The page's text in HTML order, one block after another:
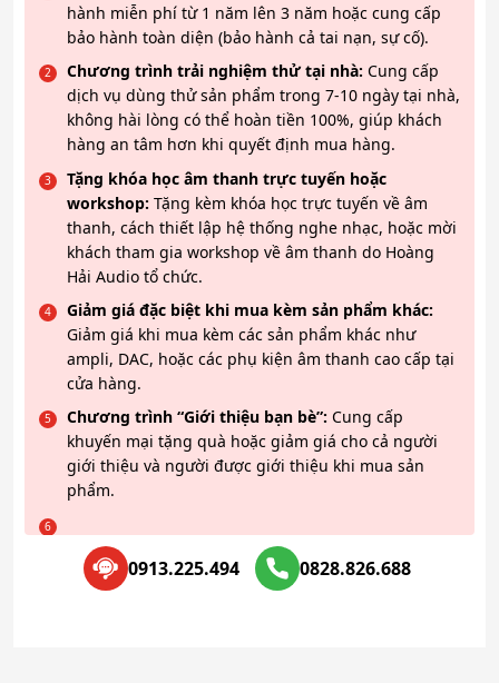
hành miễn phí từ 1 năm lên 3 năm hoặc cung cấp
bảo hành toàn diện (bảo hành cả tai nạn, sự cố).
Chương trình trải nghiệm thử tại nhà: Cung cấp
dịch vụ dùng thử sản phẩm trong 7-10 ngày tại nhà,
không hài lòng có thể hoàn tiền 100%, giúp khách
hàng an tâm hơn khi quyết định mua hàng.
Tặng khóa học âm thanh trực tuyến hoặc
workshop: Tặng kèm khóa học trực tuyến về âm
thanh, cách thiết lập hệ thống nghe nhạc, hoặc mời
khách tham gia workshop về âm thanh do Hoàng
Hải Audio tổ chức.
Giảm giá đặc biệt khi mua kèm sản phẩm khác:
Giảm giá khi mua kèm các sản phẩm khác như
ampli, DAC, hoặc các phụ kiện âm thanh cao cấp tại
cửa hàng.
Chương trình “Giới thiệu bạn bè”: Cung cấp
khuyến mại tặng quà hoặc giảm giá cho cả người
giới thiệu và người được giới thiệu khi mua sản
phẩm.
0913.225.494 0828.826.688